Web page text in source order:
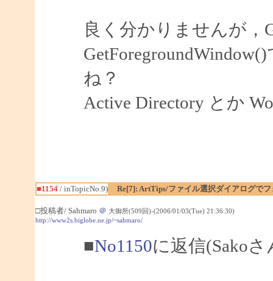
良く分かりませんが，
ね？
Active Directory とか
■1154/ inTopicNo.9) Re[7]: ArtTips/ファイル選択ダイアログで
□投稿者/ Sahmaro ＠ 大御所(509回)-(2006/01/03(Tue) 21:36:30)
http://www2s.biglobe.ne.jp/~sahmaro/
■No1150に返信(Sako